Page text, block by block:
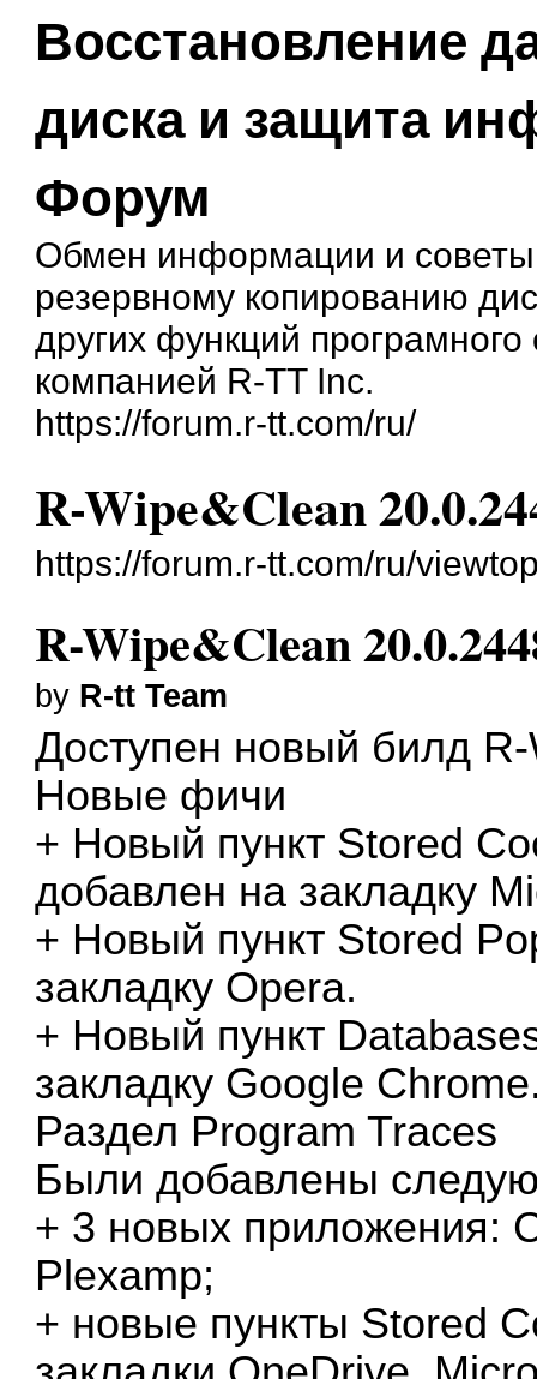
Восстановление
диска и защита
Форум
Обмен информации и
резервному копированию
других функций
компанией R-TT Inc.
https://forum.r-tt.com/ru/
R-Wipe&Clean
https://forum.r-tt.com/ru/
R-Wipe&Clean
by R-tt Team
Доступен новый билд
Новые фичи
+ Новый пункт Stored
добавлен на закладку
+ Новый пункт Stored
закладку Opera.
+ Новый пункт
закладку Google
Раздел Program Traces
Были добавлены
+ 3 новых приложения:
Plexamp;
+ новые пункты Stored